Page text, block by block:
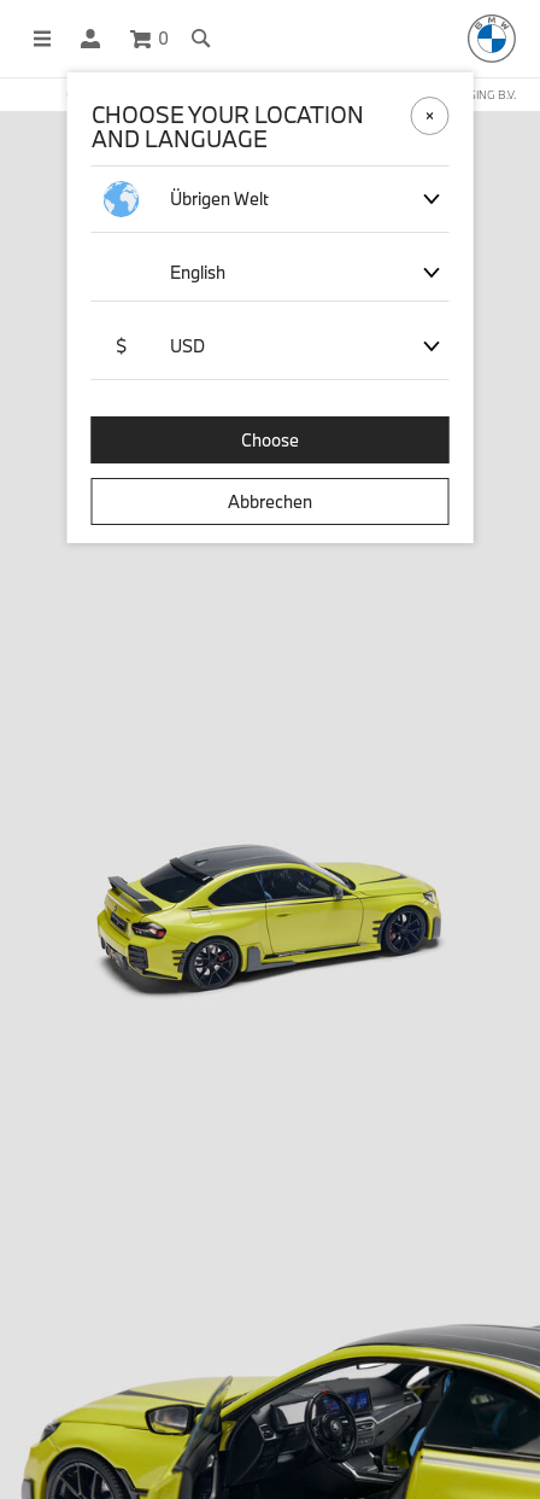
0
OFFICIAL BMW LIFESTYLE SHOP OPERATED BY STICHD SPORTMERCHANDISING B.V.
CHOOSE YOUR LOCATION
AND LANGUAGE
Übrigen Welt
English
$ USD
Choose
Abbrechen